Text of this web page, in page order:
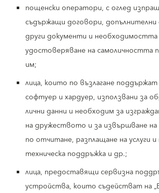
пощенски оператори, с оглед
съдържащи договори, допълнителни
други документи и
удостоверяване на самоличността
им;
лица, които по възлагане
софтуер и хардуер, използвани за
лични данни и необходим за
на дружеството и за извършване на
по отчитане, разплащане на услуги
техническа поддръжка и др.;
лица, предоставящи сервизна
устройства, които съдействат на